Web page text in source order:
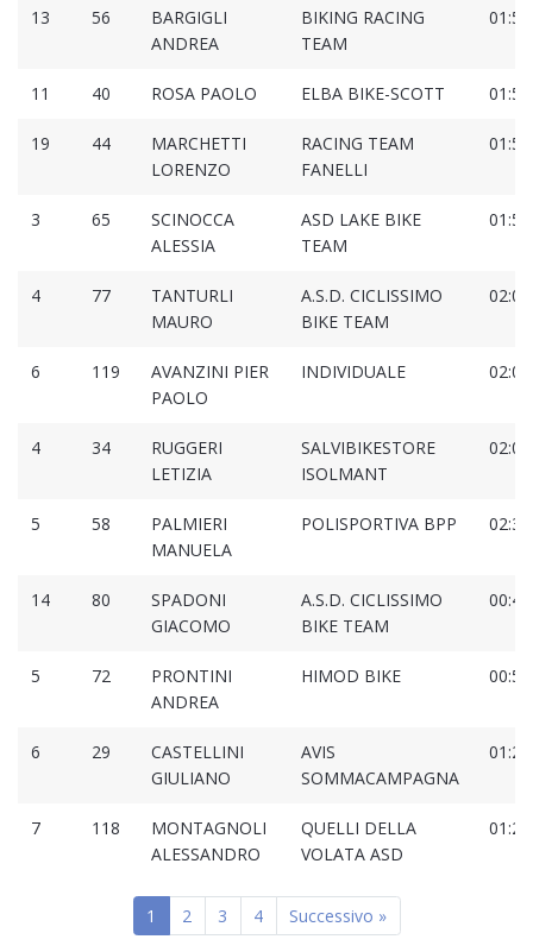
13 56
BARGIGLI
ANDREA
BIKING RACING
TEAM
11 40 ROSA PAOLO ELBA BIKE-SCOTT
19 44
MARCHETTI
LORENZO
RACING TEAM
FANELLI
3 65
SCINOCCA
ALESSIA
ASD LAKE BIKE
TEAM
4 77
TANTURLI
MAURO
A.S.D. CICLISSIMO
BIKE TEAM
6 119
AVANZINI PIER
PAOLO
INDIVIDUALE
4 34
RUGGERI
LETIZIA
SALVIBIKESTORE
ISOLMANT
5 58
PALMIERI
MANUELA
POLISPORTIVA BPP
14 80
SPADONI
GIACOMO
A.S.D. CICLISSIMO
BIKE TEAM
5 72
PRONTINI
ANDREA
HIMOD BIKE
6 29
CASTELLINI
GIULIANO
AVIS
SOMMACAMPAGNA
7 118
MONTAGNOLI
ALESSANDRO
QUELLI DELLA
VOLATA ASD
1 2 3 4 Successivo »